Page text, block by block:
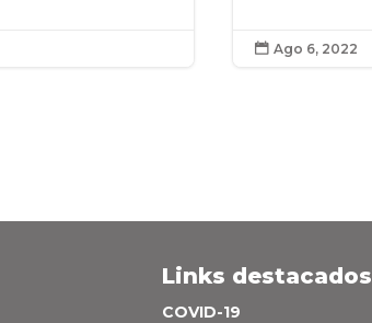
 Ago 6, 2022
Links destacados
COVID-19